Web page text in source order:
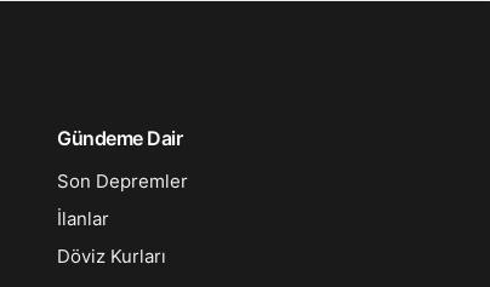
Gündeme Dair
Son Depremler
İlanlar
Döviz Kurları